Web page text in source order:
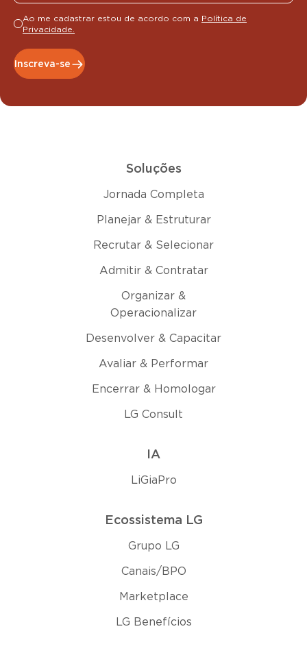
Ao me cadastrar estou de acordo com a Política de
Privacidade.
Inscreva-se
Soluções
Jornada Completa
Planejar & Estruturar
Recrutar & Selecionar
Admitir & Contratar
Organizar &
Operacionalizar
Desenvolver & Capacitar
Avaliar & Performar
Encerrar & Homologar
LG Consult
IA
LiGiaPro
Ecossistema LG
Grupo LG
Canais/BPO
Marketplace
LG Benefícios